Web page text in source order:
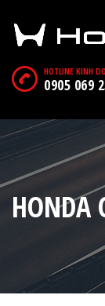
HOTLINE KINH
0905 069
HONDA